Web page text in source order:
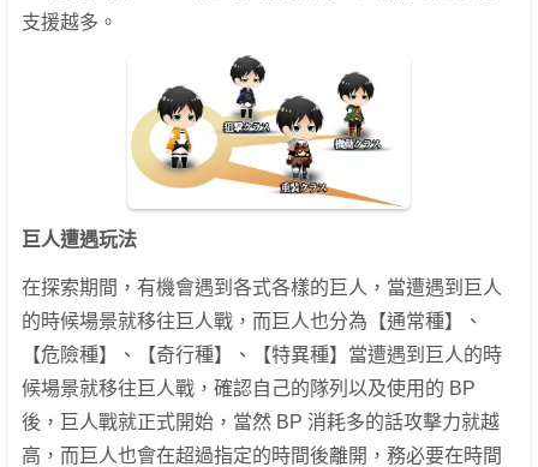
支援越多。
巨人遭遇玩法
在探索期間，有機會遇到各式各樣的巨人，當遭遇到巨人
的時候場景就移往巨人戰，而巨人也分為【通常種】、
【危險種】、【奇行種】、【特異種】 當遭遇到巨人的時
候場景就移往巨人戰，確認自己的隊列以及使用的 BP
後，巨人戰就正式開始，當然 BP 消耗多的話攻擊力就越
高，而巨人也會在超過指定的時間後離開，務必要在時間